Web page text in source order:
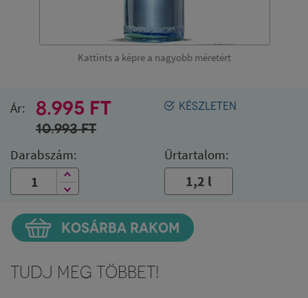
Kattints a képre a nagyobb méretért
KÉSZLETEN
Ár: 8.995 FT
10.993FT
Darabszám:
Űrtartalom:
1,2 l
KOSÁRBA RAKOM
Tudj meg többet!